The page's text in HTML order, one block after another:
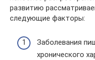
развитию
следующие факторы:
Заболевания
хронического